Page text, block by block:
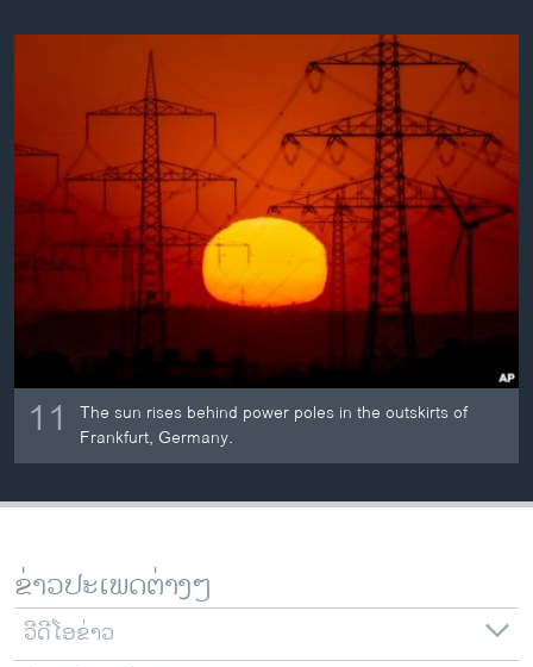
11
The sun rises behind power poles in the outskirts of
Frankfurt, Germany.
ຂ່າວປະເພດຕ່າງໆ
ວີດີໂອຂ່າວ